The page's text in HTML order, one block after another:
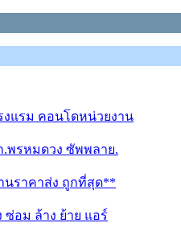
งแรม คอนโดหน่วยงาน
.พรหมดวง ซัพพลาย.
นราคาส่ง ถูกที่สุด**
ซ่อม ล้าง ย้าย แอร์